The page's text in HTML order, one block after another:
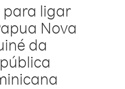
para ligar
Nova
da